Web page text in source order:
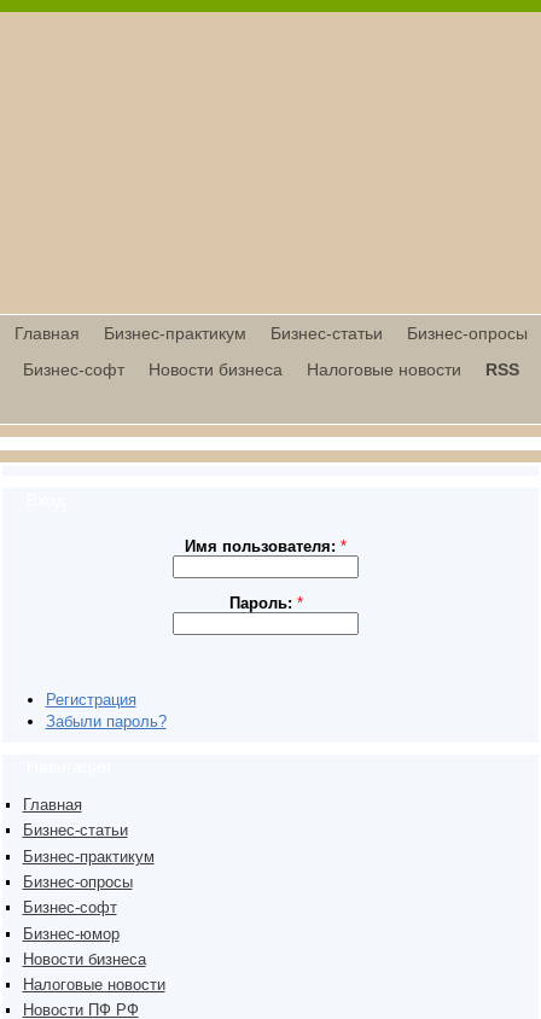
Главная Бизнес-практикум Бизнес-статьи
Бизнес-опросы
Бизнес-софт
Новости бизнеса Налоговые новости RSS
Имя пользователя:*
Пароль: *
Регистрация
Забыли пароль?
Главная
Бизнес-статьи
Бизнес-практикум
Бизнес-опросы
Бизнес-софт
Бизнес-юмор
Новости бизнеса
Налоговые новости
Новости ПФ РФ